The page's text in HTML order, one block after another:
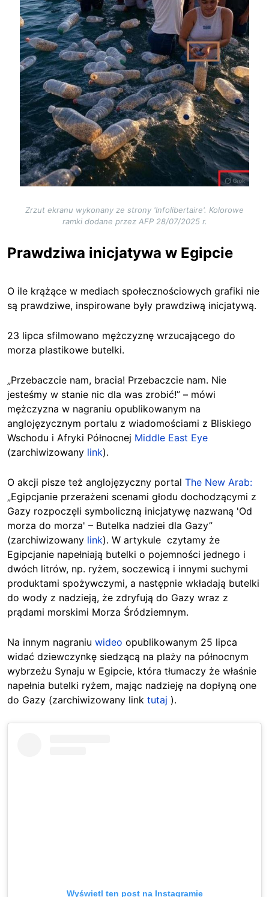
Zrzut ekranu wykonany ze strony 'Infolibertaire'. Kolorowe
ramki dodane przez AFP 28/07/2025 r.
Prawdziwa inicjatywa w Egipcie
O ile krążące w mediach społecznościowych grafiki nie
są prawdziwe, inspirowane były prawdziwą inicjatywą.
23 lipca sfilmowano mężczyznę wrzucającego do
morza plastikowe butelki.
„Przebaczcie nam, bracia! Przebaczcie nam. Nie
jesteśmy w stanie nic dla was zrobić!” – mówi
mężczyzna w nagraniu opublikowanym na
anglojęzycznym portalu z wiadomościami z Bliskiego
Wschodu i Afryki Północnej Middle East Eye
(zarchiwizowany link).
O akcji pisze też anglojęzyczny portal The New Arab:
„Egipcjanie przerażeni scenami głodu dochodzącymi z
Gazy rozpoczęli symboliczną inicjatywę nazwaną 'Od
morza do morza' – Butelka nadziei dla Gazy”
(zarchiwizowany link). W artykule czytamy że
Egipcjanie napełniają butelki o pojemności jednego i
dwóch litrów, np. ryżem, soczewicą i innymi suchymi
produktami spożywczymi, a następnie wkładają butelki
do wody z nadzieją, że zdryfują do Gazy wraz z
prądami morskimi Morza Śródziemnym.
Na innym nagraniu wideo opublikowanym 25 lipca
widać dziewczynkę siedzącą na plaży na północnym
wybrzeżu Synaju w Egipcie, która tłumaczy że właśnie
napełnia butelki ryżem, mając nadzieję na dopłyną one
do Gazy (zarchiwizowany link tutaj ).
Wyświetl ten post na Instagramie